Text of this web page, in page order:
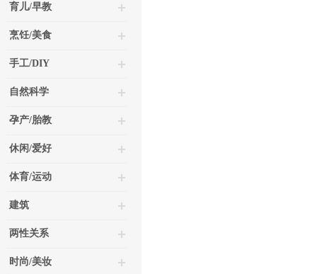
育儿/早教
烹饪/美食
手工/DIY
自然科学
孕产/胎教
休闲/爱好
体育/运动
建筑
两性关系
时尚/美妆